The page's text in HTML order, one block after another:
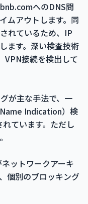
へのDNS問
ムアウトします。同
れているため、IP
ます。深い検査技術
VPN接続を検出して
が主な手法で、一
Indication）検
ています。ただし
ットワークアーキ
個別のブロッキング